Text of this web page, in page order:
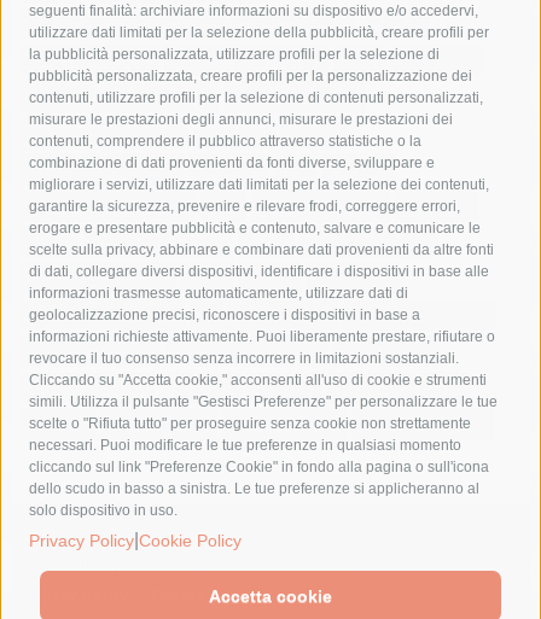
seguenti finalità: archiviare informazioni su dispositivo e/o accedervi,
utilizzare dati limitati per la selezione della pubblicità, creare profili per
la pubblicità personalizzata, utilizzare profili per la selezione di
pubblicità personalizzata, creare profili per la personalizzazione dei
contenuti, utilizzare profili per la selezione di contenuti personalizzati,
misurare le prestazioni degli annunci, misurare le prestazioni dei
contenuti, comprendere il pubblico attraverso statistiche o la
combinazione di dati provenienti da fonti diverse, sviluppare e
migliorare i servizi, utilizzare dati limitati per la selezione dei contenuti,
garantire la sicurezza, prevenire e rilevare frodi, correggere errori,
erogare e presentare pubblicità e contenuto, salvare e comunicare le
scelte sulla privacy, abbinare e combinare dati provenienti da altre fonti
di dati, collegare diversi dispositivi, identificare i dispositivi in base alle
informazioni trasmesse automaticamente, utilizzare dati di
geolocalizzazione precisi, riconoscere i dispositivi in base a
informazioni richieste attivamente. Puoi liberamente prestare, rifiutare o
revocare il tuo consenso senza incorrere in limitazioni sostanziali.
Cliccando su "Accetta cookie," acconsenti all'uso di cookie e strumenti
simili. Utilizza il pulsante "Gestisci Preferenze" per personalizzare le tue
scelte o "Rifiuta tutto" per proseguire senza cookie non strettamente
necessari. Puoi modificare le tue preferenze in qualsiasi momento
cliccando sul link "Preferenze Cookie" in fondo alla pagina o sull'icona
dello scudo in basso a sinistra. Le tue preferenze si applicheranno al
solo dispositivo in uso.
Privacy Policy Cookie Policy
Accetta cookie
area marina protetta di punta campanella
arresto
Asl Napoli 3 sud
capitaneria di porto capri
carabinieri
castellammare di stabia
circumvesuviana
comune di sorrento
concerto
contagi
costiera amalfitana
covid-19 eav
elezioni
fondazione sorrento
gori guardia costiera
incidente
lavori
lorenzo balducelli mare
massa lubrense
massimo coppola
Meta napoli
ordinanza
penisola sorrentina
piano di sorrento
polizia municipale
protezione civile
Regione Campania
sant'agnello
sindaco cuomo
sorrento studenti temporali
treni
turismo
Vico Equense villa fiorentino vincenzo de luca
© 2015 SorrentoPress. All rights reserved.
Il giornale online della Penisola Sorrentina
Cookie Policy